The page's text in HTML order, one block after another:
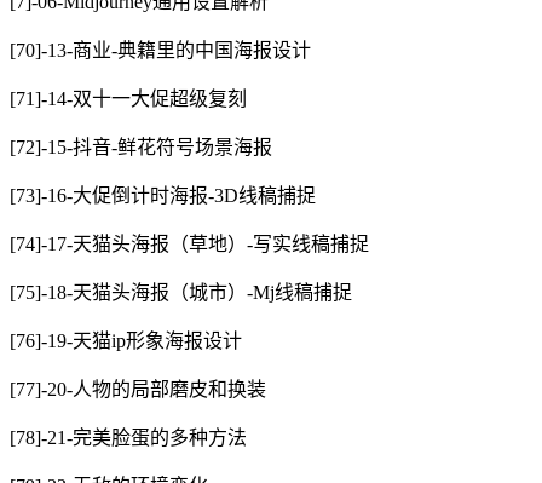
[70]-13-商业-典籍里的中国海报设计
[71]-14-双十一大促超级复刻
[72]-15-抖音-鲜花符号场景海报
[73]-16-大促倒计时海报-3D线稿捕捉
[74]-17-天猫头海报（草地）-写实线稿捕捉
[75]-18-天猫头海报（城市）-Mj线稿捕捉
[76]-19-天猫ip形象海报设计
[77]-20-人物的局部磨皮和换装
[78]-21-完美脸蛋的多种方法